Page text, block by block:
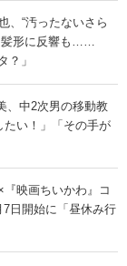
“汚ったないさら
髪形に反響も……
？」
、中2次男の移動教
たい！」「その手が
『映画ちいかわ』コ
日開始に「昼休み行